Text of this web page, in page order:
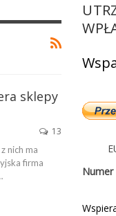
sklepy
13
nich ma
firma
Numer